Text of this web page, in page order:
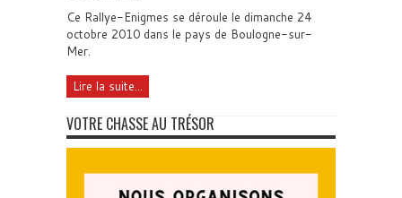
Ce Rallye-Enigmes se déroule le dimanche 24
octobre 2010 dans le pays de Boulogne-sur-
Mer.
Lire la suite...
VOTRE CHASSE AU TRÉSOR